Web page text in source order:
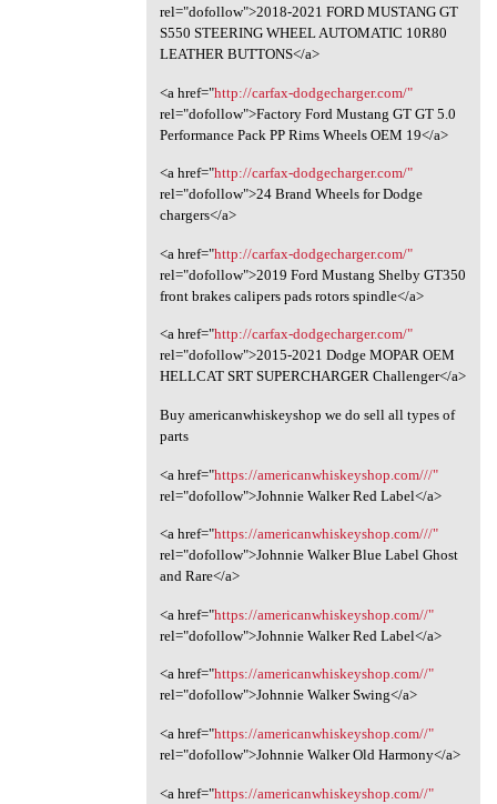
rel="dofollow">2018-2021 FORD MUSTANG GT
S550 STEERING WHEEL AUTOMATIC 10R80
LEATHER BUTTONS</a>
<a href="http://carfax-dodgecharger.com/"
rel="dofollow">Factory Ford Mustang GT GT 5.0
Performance Pack PP Rims Wheels OEM 19</a>
<a href="http://carfax-dodgecharger.com/"
rel="dofollow">24 Brand Wheels for Dodge
chargers</a>
<a href="http://carfax-dodgecharger.com/"
rel="dofollow">2019 Ford Mustang Shelby GT350
front brakes calipers pads rotors spindle</a>
<a href="http://carfax-dodgecharger.com/"
rel="dofollow">2015-2021 Dodge MOPAR OEM
HELLCAT SRT SUPERCHARGER Challenger</a>
Buy americanwhiskeyshop we do sell all types of
parts
<a href="https://americanwhiskeyshop.com///"
rel="dofollow">Johnnie Walker Red Label</a>
<a href="https://americanwhiskeyshop.com///"
rel="dofollow">Johnnie Walker Blue Label Ghost
and Rare</a>
<a href="https://americanwhiskeyshop.com//"
rel="dofollow">Johnnie Walker Red Label</a>
<a href="https://americanwhiskeyshop.com//"
rel="dofollow">Johnnie Walker Swing</a>
<a href="https://americanwhiskeyshop.com//"
rel="dofollow">Johnnie Walker Old Harmony</a>
<a href="https://americanwhiskeyshop.com//"